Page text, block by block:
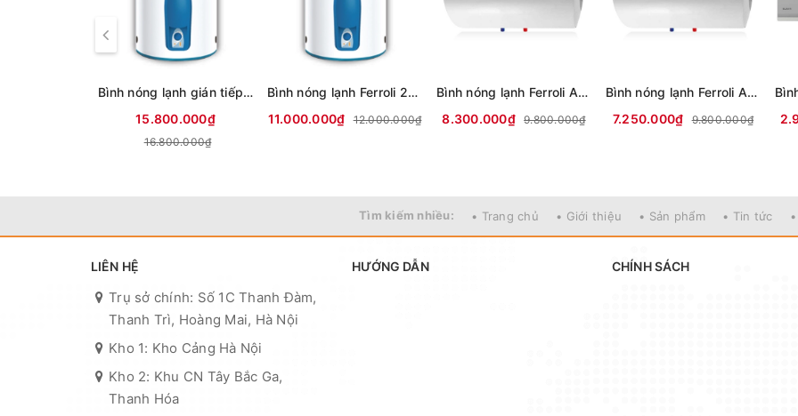
Bình nóng lạnh gián tiếp 300 lítFerroli Aqua store
15.800.000₫
16.800.000₫
Bình nóng lạnh Ferroli 200 lít AQUA 200L
11.000.000₫
12.000.000₫
Bình nóng lạnh Ferroli AQUA 150L
8.300.000₫
9.800.000₫
Bình nóng lạnh Ferroli AQUA 125L
7.250.000₫
9.800.000₫
Tìm kiếm nhiều: • Trang chủ • Giới thiệu • Sản phẩm • Tin tức
LIÊN HỆ
Trụ sở chính: Số 1C Thanh Đàm,
Thanh Trì, Hoàng Mai, Hà Nội
Kho 1: Kho Cảng Hà Nội
Kho 2: Khu CN Tây Bắc Ga,
Thanh Hóa
HƯỚNG DẪN CHÍNH SÁCH